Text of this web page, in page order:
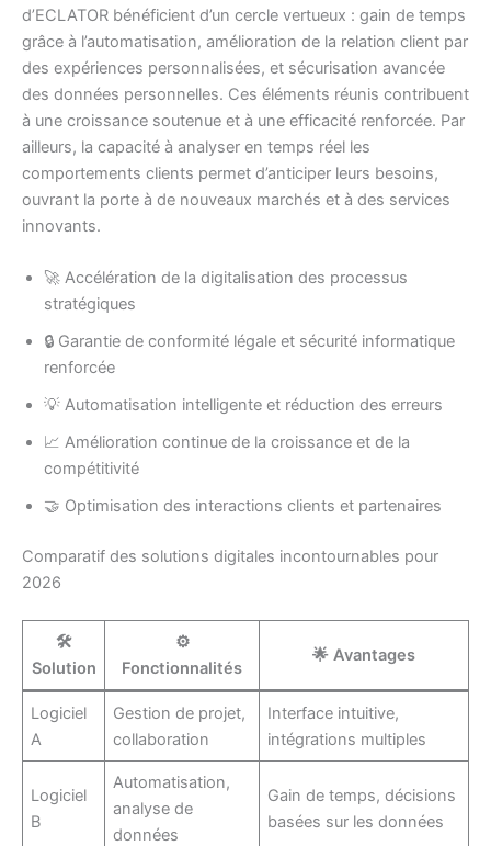
d’ECLATOR bénéficient d’un cercle vertueux : gain de temps
grâce à l’automatisation, amélioration de la relation client par
des expériences personnalisées, et sécurisation avancée
des données personnelles. Ces éléments réunis contribuent
à une croissance soutenue et à une efficacité renforcée. Par
ailleurs, la capacité à analyser en temps réel les
comportements clients permet d’anticiper leurs besoins,
ouvrant la porte à de nouveaux marchés et à des services
innovants.
🚀 Accélération de la digitalisation des processus
stratégiques
🔒 Garantie de conformité légale et sécurité informatique
renforcée
💡 Automatisation intelligente et réduction des erreurs
📈 Amélioration continue de la croissance et de la
compétitivité
🤝 Optimisation des interactions clients et partenaires
Comparatif des solutions digitales incontournables pour
2026
🛠️
Solution
⚙️
Fonctionnalités
🌟 Avantages
Logiciel
A
Gestion de projet,
collaboration
Interface intuitive,
intégrations multiples
Logiciel
B
Automatisation,
analyse de
données
Gain de temps, décisions
basées sur les données